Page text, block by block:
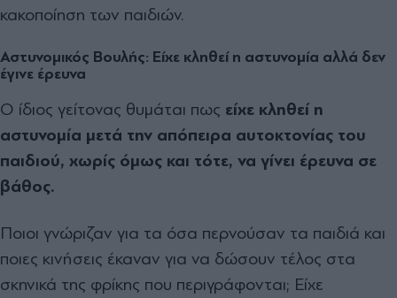
κακοποίηση των παιδιών.
Αστυνομικός Βουλής: Είχε κληθεί η αστυνομία αλλά δεν
έγινε έρευνα
Ο ίδιος γείτονας θυμάται πως είχε κληθεί η
αστυνομία μετά την απόπειρα αυτοκτονίας του
παιδιού, χωρίς όμως και τότε, να γίνει έρευνα σε
βάθος.
Ποιοι γνώριζαν για τα όσα περνούσαν τα παιδιά και
ποιες κινήσεις έκαναν για να δώσουν τέλος στα
σκηνικά της φρίκης που περιγράφονται; Είχε